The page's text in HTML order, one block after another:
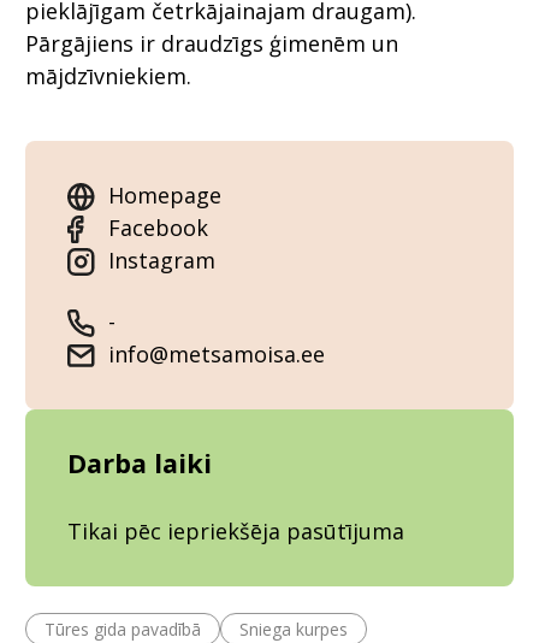
pieklājīgam četrkājainajam draugam).
Pārgājiens ir draudzīgs ģimenēm un
mājdzīvniekiem.
Homepage
Facebook
Instagram
-
info@metsamoisa.ee
Darba laiki
Tikai pēc iepriekšēja pasūtījuma
Tūres gida pavadībā Sniega kurpes